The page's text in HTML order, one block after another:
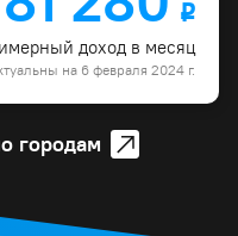
доход в месяц
o
на 6 февраля 2024 г.
городам